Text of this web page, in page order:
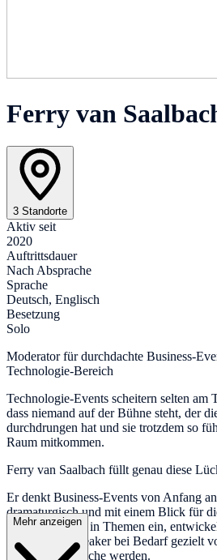
Ferry van
3 Standorte
Aktiv seit
2020
Auftrittsdauer
Nach Absprache
Sprache
Deutsch, Englisch
Besetzung
Solo
Moderator für durchdachte Business-
Technologie-Bereich
Technologie-Events scheitern selten am
dass niemand auf der Bühne steht, der
durchdrungen hat und sie trotzdem so
Raum mitkommen.
Ferry van Saalbach füllt genau diese
Er denkt Business-Events von Anfang
dramaturgisch und mit einem Blick für
arbeitet sich tief in Themen ein,
und bereitet Speaker bei Bedarf gezielt
wirklich Gespräche werden.
Mehr anzeigen